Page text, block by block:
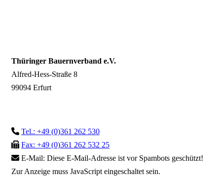
Thüringer Bauernverband e.V.
Alfred-Hess-Straße 8
99094 Erfurt
Tel.: +49 (0)361 262 530
Fax: +49 (0)361 262 532 25
E-Mail: Diese E-Mail-Adresse ist vor Spambots geschützt!
Zur Anzeige muss JavaScript eingeschaltet sein.